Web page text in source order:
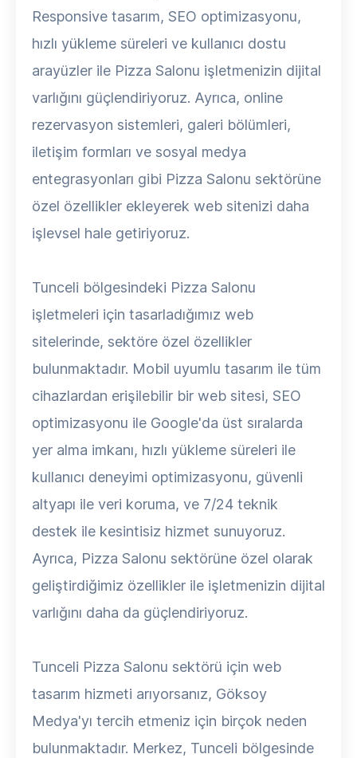
Responsive tasarım, SEO optimizasyonu,
hızlı yükleme süreleri ve kullanıcı dostu
arayüzler ile Pizza Salonu işletmenizin dijital
varlığını güçlendiriyoruz. Ayrıca, online
rezervasyon sistemleri, galeri bölümleri,
iletişim formları ve sosyal medya
entegrasyonları gibi Pizza Salonu sektörüne
özel özellikler ekleyerek web sitenizi daha
işlevsel hale getiriyoruz.
Tunceli bölgesindeki Pizza Salonu
işletmeleri için tasarladığımız web
sitelerinde, sektöre özel özellikler
bulunmaktadır. Mobil uyumlu tasarım ile tüm
cihazlardan erişilebilir bir web sitesi, SEO
optimizasyonu ile Google'da üst sıralarda
yer alma imkanı, hızlı yükleme süreleri ile
kullanıcı deneyimi optimizasyonu, güvenli
altyapı ile veri koruma, ve 7/24 teknik
destek ile kesintisiz hizmet sunuyoruz.
Ayrıca, Pizza Salonu sektörüne özel olarak
geliştirdiğimiz özellikler ile işletmenizin dijital
varlığını daha da güçlendiriyoruz.
Tunceli Pizza Salonu sektörü için web
tasarım hizmeti arıyorsanız, Göksoy
Medya'yı tercih etmeniz için birçok neden
bulunmaktadır. Merkez, Tunceli bölgesinde